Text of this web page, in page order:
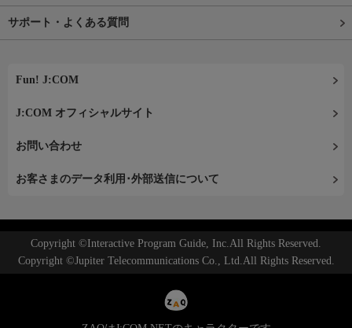
サポート・よくある質問
Fun! J:COM
J:COM オフィシャルサイト
お問い合わせ
お客さまのデータ利用･外部送信について
Copyright ©Interactive Program Guide, Inc.All Rights Reserved.
Copyright ©Jupiter Telecommunications Co., Ltd.All Rights Reserved.